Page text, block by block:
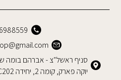
יוקה פארק, קומה 2, יחידה C202 (מול איקאה)